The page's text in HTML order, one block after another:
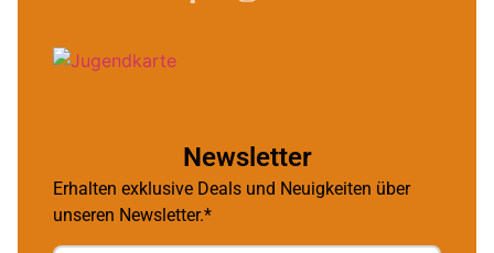
Newsletter
Erhalten exklusive Deals und Neuigkeiten über
unseren Newsletter.*